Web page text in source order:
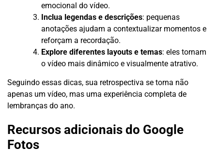
emocional do vídeo.
Inclua legendas e descrições: pequenas
anotações ajudam a contextualizar momentos e
reforçam a recordação.
Explore diferentes layouts e temas: eles tornam
o vídeo mais dinâmico e visualmente atrativo.
Seguindo essas dicas, sua retrospectiva se torna não
apenas um vídeo, mas uma experiência completa de
lembranças do ano.
Recursos adicionais do Google
Fotos